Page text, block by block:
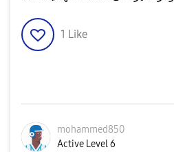
1 Like
mohammed850
Active Level 6